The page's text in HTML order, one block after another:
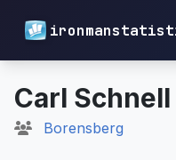
Carl Schnell
Borensberg